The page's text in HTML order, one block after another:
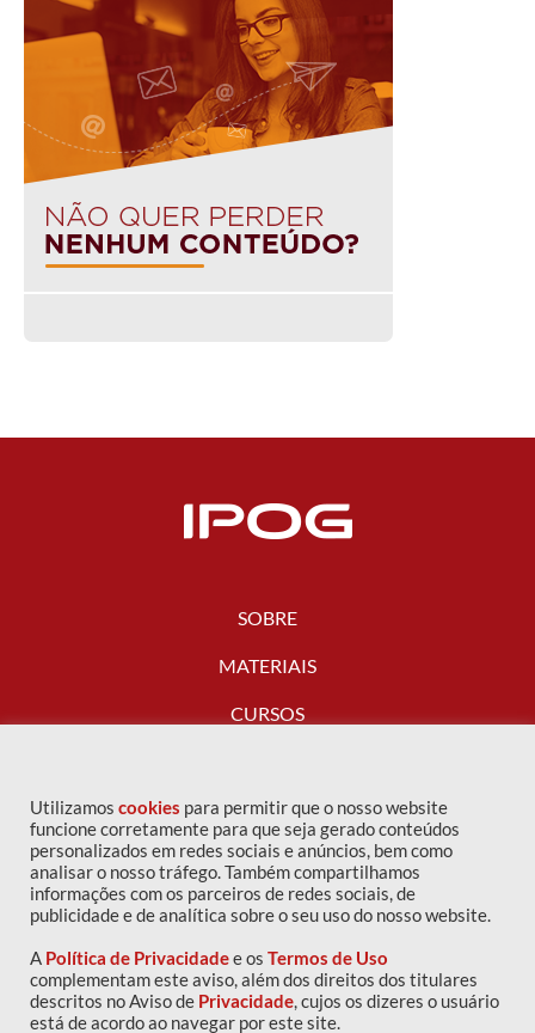
SOBRE
MATERIAIS
CURSOS
FALE CONOSCO
Copyright © 2016 IPOG - Todos os direitos reservados
Utilizamos cookies para permitir que o nosso website
funcione corretamente para que seja gerado conteúdos
personalizados em redes sociais e anúncios, bem como
analisar o nosso tráfego. Também compartilhamos
informações com os parceiros de redes sociais, de
publicidade e de analítica sobre o seu uso do nosso website.
A Política de Privacidadee os Termos de Uso
complementam este aviso, além dos direitos dos titulares
descritos no Aviso de Privacidade, cujos os dizeres o usuário
está de acordo ao navegar por este site.